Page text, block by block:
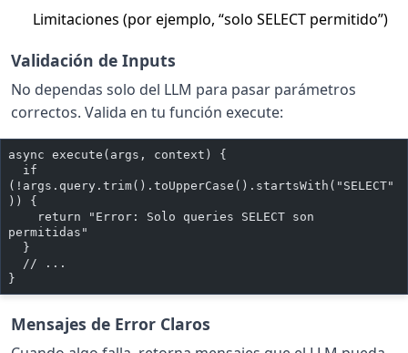
Limitaciones (por ejemplo, “solo SELECT permitido”)
Validación de Inputs
No dependas solo del LLM para pasar parámetros
correctos. Valida en tu función execute:
async execute(args, context) {
(!args.query.trim().toUpperCase().startsWith("SELECT"
)) {
permitidas"
  }
  // ...
}
Mensajes de Error Claros